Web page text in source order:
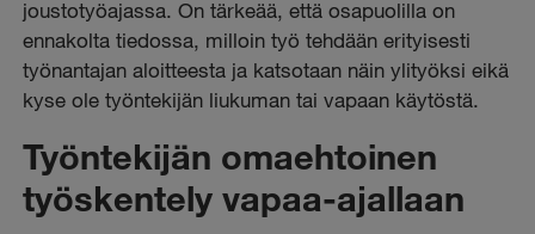
joustotyöajassa. On tärkeää, että osapuolilla on
ennakolta tiedossa, milloin työ tehdään erityisesti
työnantajan aloitteesta ja katsotaan näin ylityöksi eikä
kyse ole työntekijän liukuman tai vapaan käytöstä.
Työntekijän omaehtoinen
työskentely vapaa-ajallaan